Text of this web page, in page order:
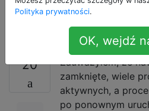
otwarte?
20
Zauważyłem, że
zamknięte, wiele
aktywnych, a
po ponownym
Polityka prywatności.
OK, wejdź